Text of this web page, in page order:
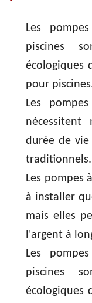
Les
piscines
écologiques
pour
Les
durée de vie
traditionnels.
Les pompes
à installer
mais elles
l'argent à
Les
piscines
écologiques